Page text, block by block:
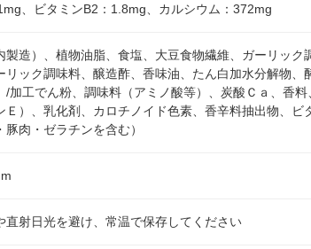
、ビタミンB2：1.8mg、カルシウム：372mg
製造）、植物油脂、食塩、大豆食物繊維、ガーリッ
ック調味料、醸造酢、香味油、たん白加水分解物、
/加工でん粉、調味料（アミノ酸等）、炭酸Ｃａ、香
Ｅ）、乳化剤、カロチノイド色素、香辛料抽出物、
肉・ゼラチンを含む）
直射日光を避け、常温で保存してください